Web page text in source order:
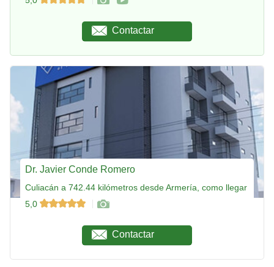
Contactar
Dr. Javier Conde Romero
Culiacán a 742.44 kilómetros desde Armería, como llegar
5,0
Contactar